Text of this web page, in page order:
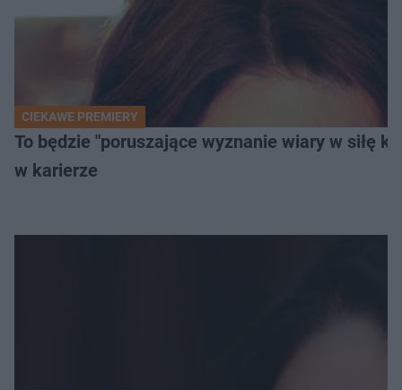
CIEKAWE PREMIERY
To będzie "poruszające wyznanie wiary w siłę
w karierze